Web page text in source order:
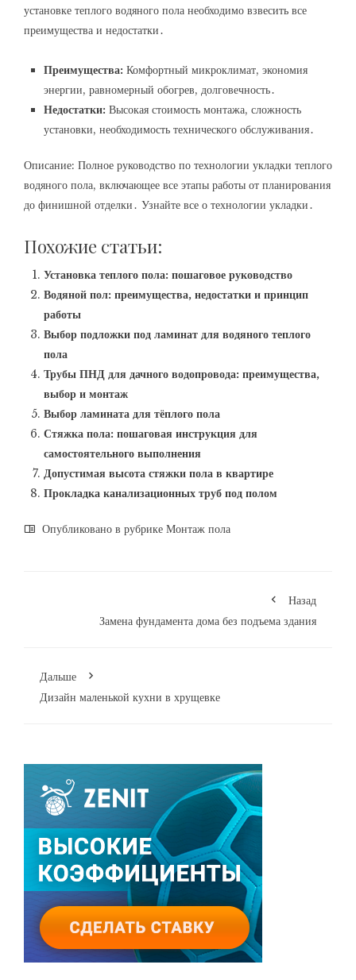
установке теплого водяного пола необходимо взвесить все
преимущества и недостатки․
Преимущества: Комфортный микроклимат, экономия
энергии, равномерный обогрев, долговечность․
Недостатки: Высокая стоимость монтажа, сложность
установки, необходимость технического обслуживания․
Описание: Полное руководство по технологии укладки теплого
водяного пола, включающее все этапы работы от планирования
до финишной отделки․ Узнайте все о технологии укладки․
Похожие статьи:
Установка теплого пола: пошаговое руководство
Водяной пол: преимущества, недостатки и принцип
работы
Выбор подложки под ламинат для водяного теплого
пола
Трубы ПНД для дачного водопровода: преимущества,
выбор и монтаж
Выбор ламината для тёплого пола
Стяжка пола: пошаговая инструкция для
самостоятельного выполнения
Допустимая высота стяжки пола в квартире
Прокладка канализационных труб под полом
Опубликовано в рубрике Монтаж пола
Назад
Замена фундамента дома без подъема здания
Дальше
Дизайн маленькой кухни в хрущевке